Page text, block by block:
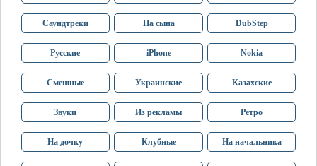
Саундтреки На сына DubStep
Русские iPhone Nokia
Смешные Украинские Казахские
Звуки Из рекламы Ретро
На дочку Клубные На начальника